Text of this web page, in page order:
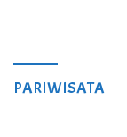
PARIWISATA